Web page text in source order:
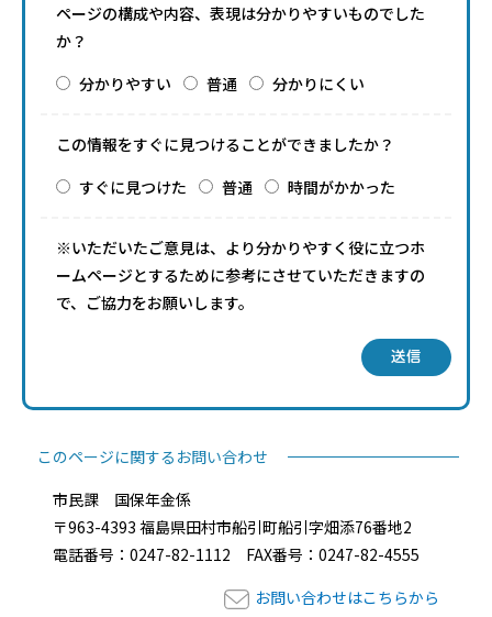
ページの構成や内容、表現は分かりやすいものでした
か？
分かりやすい
普通 分かりにくい
この情報をすぐに見つけることができましたか？
すぐに見つけた
普通 時間がかかった
※いただいたご意見は、より分かりやすく役に立つホ
ームページとするために参考にさせていただきますの
で、ご協力をお願いします。
送信
このページに関するお問い合わせ
市民課 国保年金係
〒963-4393 福島県田村市船引町船引字畑添76番地2
電話番号：0247-82-1112 FAX番号：0247-82-4555
お問い合わせはこちらから